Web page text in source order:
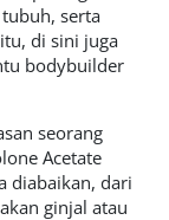
serta
di sini juga
bodybuilder
seorang
Acetate
diabaikan, dari
ginjal atau